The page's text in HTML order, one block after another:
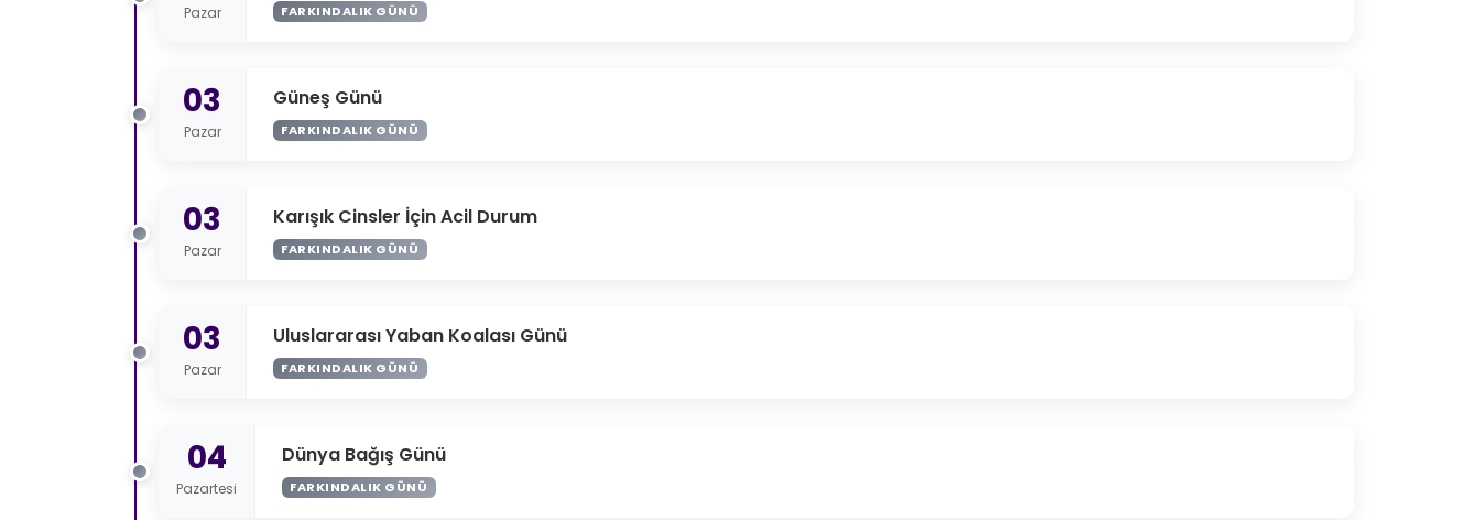
Pazar FARKINDALIK GÜNÜ
03
Pazar
Güneş Günü
FARKINDALIK GÜNÜ
03
Pazar
Karışık Cinsler İçin Acil Durum
FARKINDALIK GÜNÜ
03
Pazar
Uluslararası Yaban Koalası Günü
FARKINDALIK GÜNÜ
04
Pazartesi
Dünya Bağış Günü
FARKINDALIK GÜNÜ